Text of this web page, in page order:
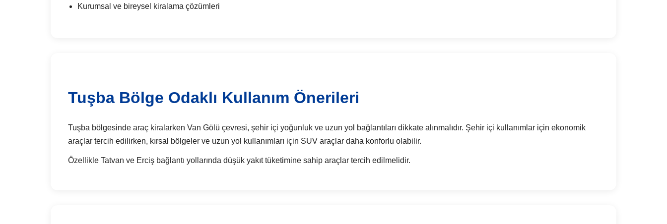
Kurumsal ve bireysel kiralama çözümleri
Tuşba Bölge Odaklı Kullanım Önerileri
Tuşba bölgesinde araç kiralarken Van Gölü çevresi, şehir içi yoğunluk ve uzun yol bağlantıları dikkate alınmalıdır. Şehir içi kullanımlar için ekonomik
araçlar tercih edilirken, kırsal bölgeler ve uzun yol kullanımları için SUV araçlar daha konforlu olabilir.
Özellikle Tatvan ve Erciş bağlantı yollarında düşük yakıt tüketimine sahip araçlar tercih edilmelidir.